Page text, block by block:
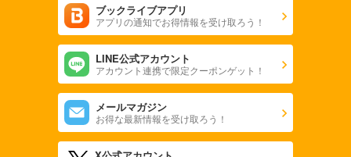
ブックライブアプリ
アプリの通知でお得情報を受け取ろう！
LINE公式アカウント
アカウント連携で限定クーポンゲット！
メールマガジン
お得な最新情報を受け取ろう！